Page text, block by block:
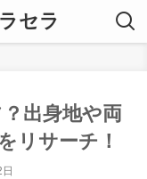
セラ
出身地や両
リサーチ！